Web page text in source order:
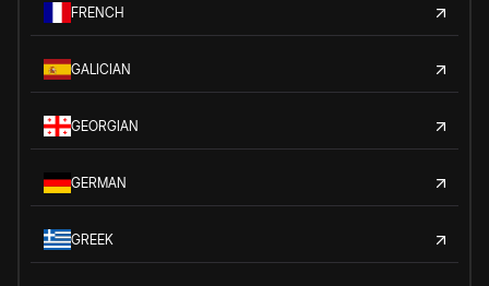
FRENCH
GALICIAN
GEORGIAN
GERMAN
GREEK